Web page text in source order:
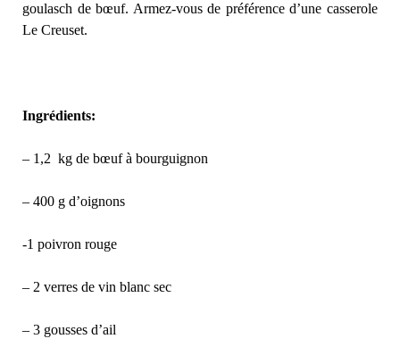
goulasch de bœuf. Armez-vous de préférence d’une casserole
Le Creuset.
Ingrédients:
– 1,2 kg de bœuf à bourguignon
– 400 g d’oignons
-1 poivron rouge
– 2 verres de vin blanc sec
– 3 gousses d’ail